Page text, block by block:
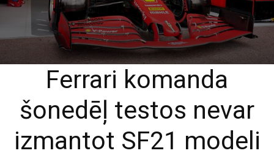
Ferrari komanda
šonedēļ testos nevar
izmantot SF21 modeli